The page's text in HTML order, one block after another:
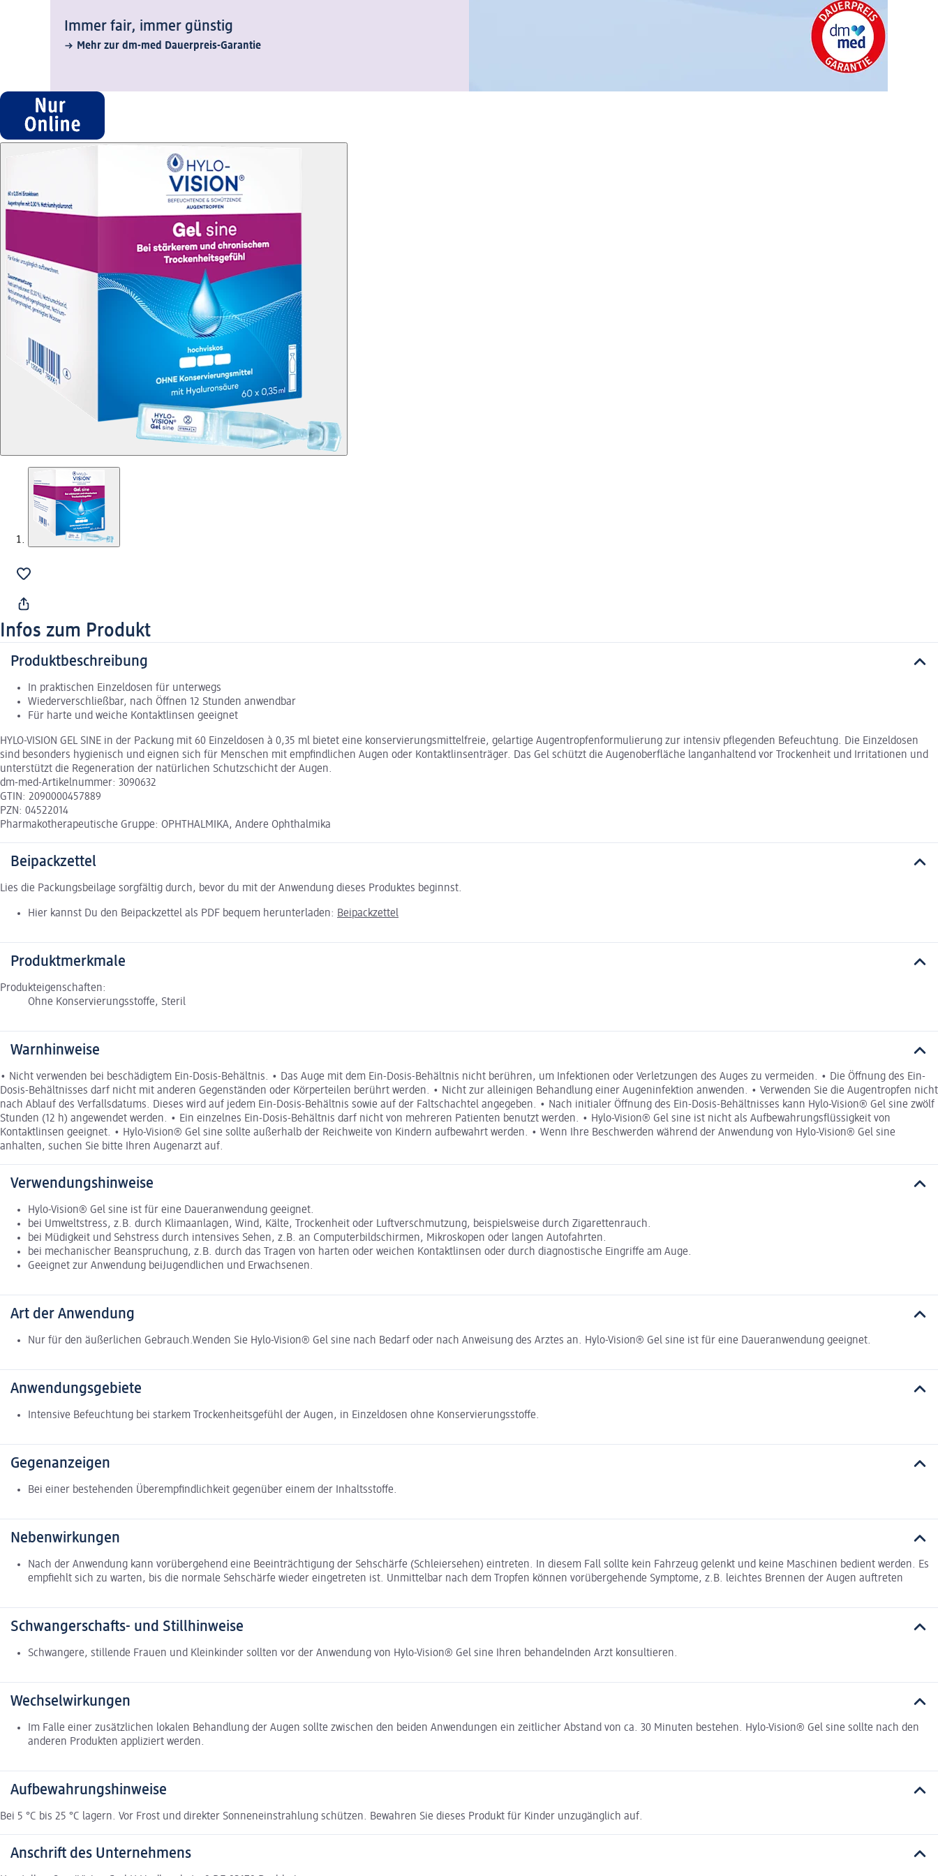
Immer fair,­ immer günstig
Mehr zur dm-med Dauerpreis-Garantie
Infos zum Produkt
Produktbeschreibung
In praktischen Einzeldosen für unterwegs
Wiederverschließbar, nach Öffnen 12 Stunden anwendbar
Für harte und weiche Kontaktlinsen geeignet
HYLO-VISION GEL SINE in der Packung mit 60 Einzeldosen à 0,35 ml bietet eine konservierungsmittelfreie, gelartige Augentropfenformulierung zur intensiv pflegenden Befeuchtung. Die Einzeldosen
sind besonders hygienisch und eignen sich für Menschen mit empfindlichen Augen oder Kontaktlinsenträger. Das Gel schützt die Augenoberfläche langanhaltend vor Trockenheit und Irritationen und
unterstützt die Regeneration der natürlichen Schutzschicht der Augen.
dm-med-Artikelnummer: 3090632
GTIN: 2090000457889
PZN: 04522014
Pharmakotherapeutische Gruppe: OPHTHALMIKA, Andere Ophthalmika
Beipackzettel
Lies die Packungsbeilage sorgfältig durch, bevor du mit der Anwendung dieses Produktes beginnst.
Hier kannst Du den Beipackzettel als PDF bequem herunterladen: Beipackzettel
Produktmerkmale
Produkteigenschaften:
Ohne Konservierungsstoffe, Steril
Warnhinweise
• Nicht verwenden bei beschädigtem Ein-Dosis-Behältnis. • Das Auge mit dem Ein-Dosis-Behältnis nicht berühren, um Infektionen oder Verletzungen des Auges zu vermeiden. • Die Öffnung des Ein-
Dosis-Behältnisses darf nicht mit anderen Gegenständen oder Körperteilen berührt werden. • Nicht zur alleinigen Behandlung einer Augeninfektion anwenden. • Verwenden Sie die Augentropfen nicht
nach Ablauf des Verfallsdatums. Dieses wird auf jedem Ein-Dosis-Behältnis sowie auf der Faltschachtel angegeben. • Nach initialer Öffnung des Ein-Dosis-Behältnisses kann Hylo-Vision® Gel sine zwölf
Stunden (12 h) angewendet werden. • Ein einzelnes Ein-Dosis-Behältnis darf nicht von mehreren Patienten benutzt werden. • Hylo-Vision® Gel sine ist nicht als Aufbewahrungsflüssigkeit von
Kontaktlinsen geeignet. • Hylo-Vision® Gel sine sollte außerhalb der Reichweite von Kindern aufbewahrt werden. • Wenn Ihre Beschwerden während der Anwendung von Hylo-Vision® Gel sine
anhalten, suchen Sie bitte Ihren Augenarzt auf.
Verwendungshinweise
Hylo-Vision® Gel sine ist für eine Daueranwendung geeignet.
bei Umweltstress, z.B. durch Klimaanlagen, Wind, Kälte, Trockenheit oder Luftverschmutzung, beispielsweise durch Zigarettenrauch.
bei Müdigkeit und Sehstress durch intensives Sehen, z.B. an Computerbildschirmen, Mikroskopen oder langen Autofahrten.
bei mechanischer Beanspruchung, z.B. durch das Tragen von harten oder weichen Kontaktlinsen oder durch diagnostische Eingriffe am Auge.
Geeignet zur Anwendung beiJugendlichen und Erwachsenen.
Art der Anwendung
Nur für den äußerlichen Gebrauch.Wenden Sie Hylo-Vision® Gel sine nach Bedarf oder nach Anweisung des Arztes an. Hylo-Vision® Gel sine ist für eine Daueranwendung geeignet.
Anwendungsgebiete
Intensive Befeuchtung bei starkem Trockenheitsgefühl der Augen, in Einzeldosen ohne Konservierungsstoffe.
Gegenanzeigen
Bei einer bestehenden Überempfindlichkeit gegenüber einem der Inhaltsstoffe.
Nebenwirkungen
Nach der Anwendung kann vorübergehend eine Beeinträchtigung der Sehschärfe (Schleiersehen) eintreten. In diesem Fall sollte kein Fahrzeug gelenkt und keine Maschinen bedient werden. Es
empfiehlt sich zu warten, bis die normale Sehschärfe wieder eingetreten ist. Unmittelbar nach dem Tropfen können vorübergehende Symptome, z.B. leichtes Brennen der Augen auftreten
Schwangerschafts- und Stillhinweise
Schwangere, stillende Frauen und Kleinkinder sollten vor der Anwendung von Hylo-Vision® Gel sine Ihren behandelnden Arzt konsultieren.
Wechselwirkungen
Im Falle einer zusätzlichen lokalen Behandlung der Augen sollte zwischen den beiden Anwendungen ein zeitlicher Abstand von ca. 30 Minuten bestehen. Hylo-Vision® Gel sine sollte nach den
anderen Produkten appliziert werden.
Aufbewahrungshinweise
Bei 5 °C bis 25 °C lagern. Vor Frost und direkter Sonneneinstrahlung schützen. Bewahren Sie dieses Produkt für Kinder unzugänglich auf.
Anschrift des Unternehmens